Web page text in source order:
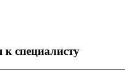
к специалисту